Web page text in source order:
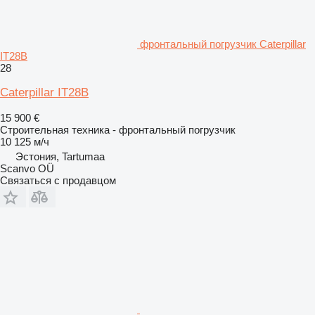
фронтальный погрузчик Caterpillar
IT28B
28
Caterpillar IT28B
15 900 €
Строительная техника - фронтальный погрузчик
10 125 м/ч
Эстония, Tartumaa
Scanvo OÜ
Связаться с продавцом